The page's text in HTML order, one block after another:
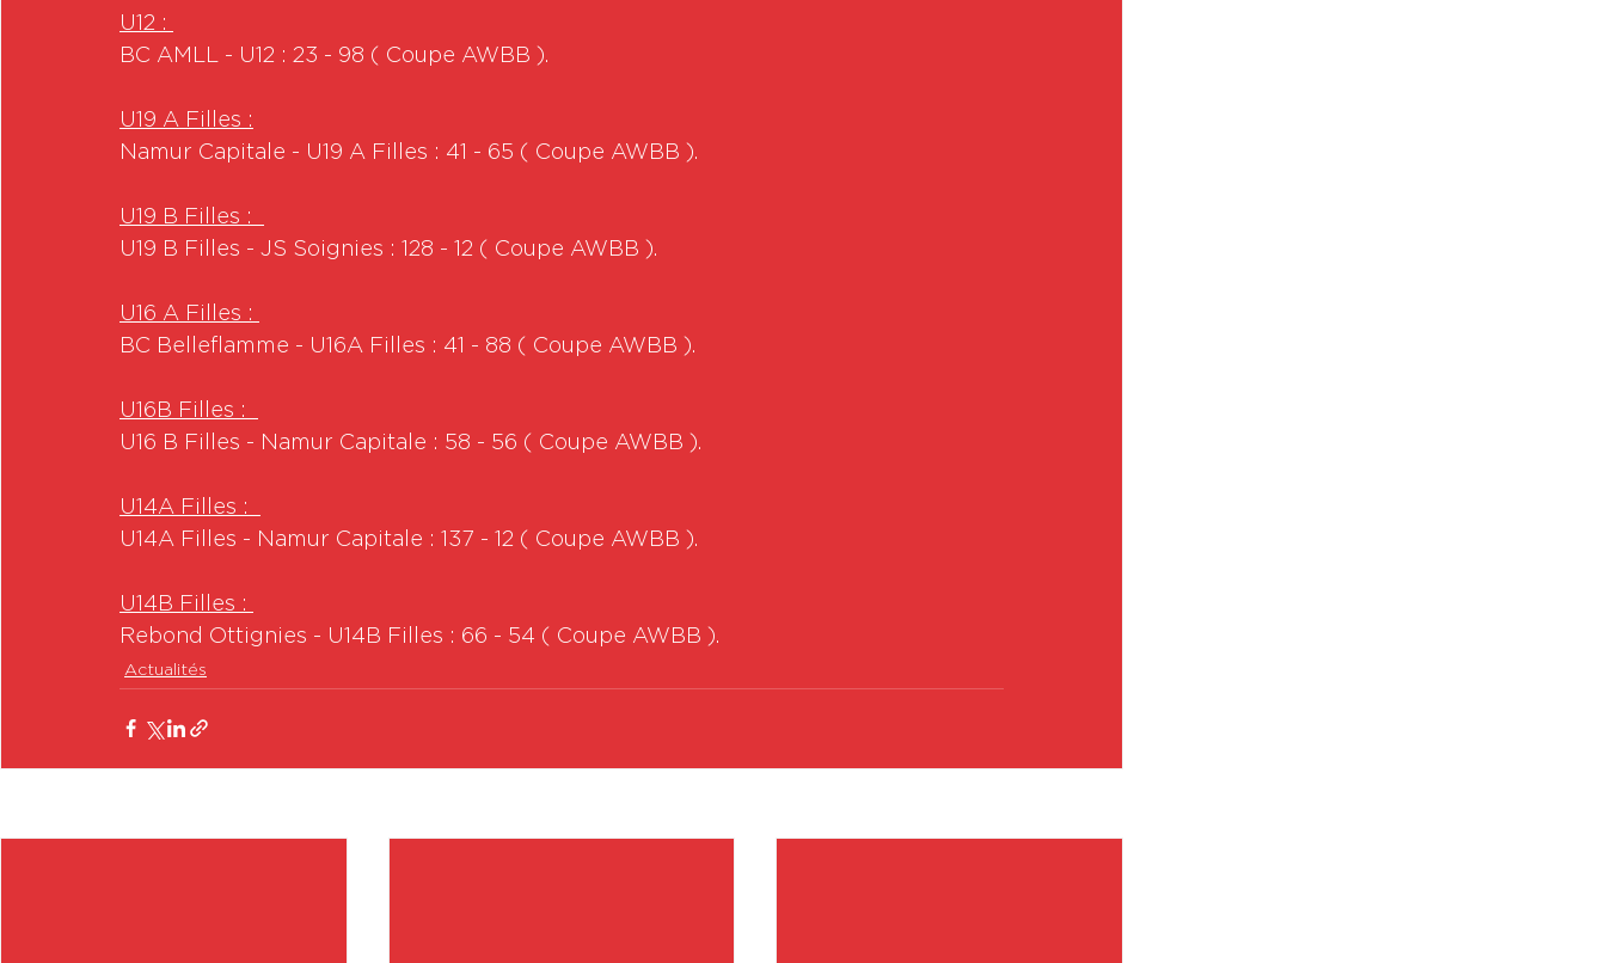
U12 :
BC AMLL - U12 : 23 - 98 ( Coupe AWBB ).
U19 A Filles :
Namur Capitale - U19 A Filles : 41 - 65 ( Coupe AWBB ).
U19 B Filles :
U19 B Filles - JS Soignies : 128 - 12 ( Coupe AWBB ).
U16 A Filles :
BC Belleflamme - U16A Filles : 41 - 88 ( Coupe AWBB ).
U16B Filles :
U16 B Filles - Namur Capitale : 58 - 56 ( Coupe AWBB ).
U14A Filles :
U14A Filles - Namur Capitale : 137 - 12 ( Coupe AWBB ).
U14B Filles :
Rebond Ottignies - U14B Filles : 66 - 54 ( Coupe AWBB ).
Actualités